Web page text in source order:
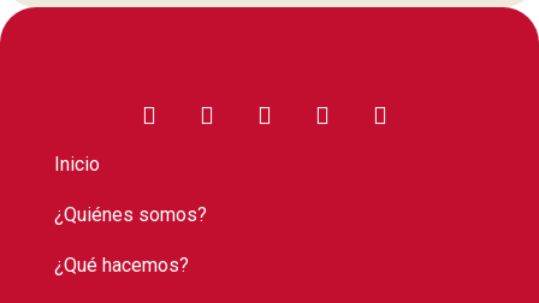
Inicio
¿Quiénes somos?
¿Qué hacemos?